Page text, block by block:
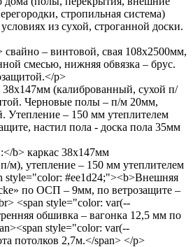
стропильная система)
из сухой, строганной доски.
– винтовой, свая 108х2500мм,
смесью, нижняя обвязка – брус.
p>
(калиброванный, сухой п/
Черновые полы – п/м 20мм,
Утепление – 150 мм утеплителем
настил пола - доска пола 35мм
b> каркас 38х147мм
м), утепление – 150 мм утеплителем
style="color: #ee1d24;"><b>Внешняя
по ОСП – 9мм, по ветрозащите –
<span style="color: var(--
обшивка – вагонка 12,5 мм по
style="color: var(--
потолков 2,7м.</span> </p>